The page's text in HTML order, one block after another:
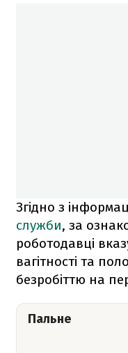
Згідно з
служби, за
роботодавці
вагітності та
безробіттю на
Пальне